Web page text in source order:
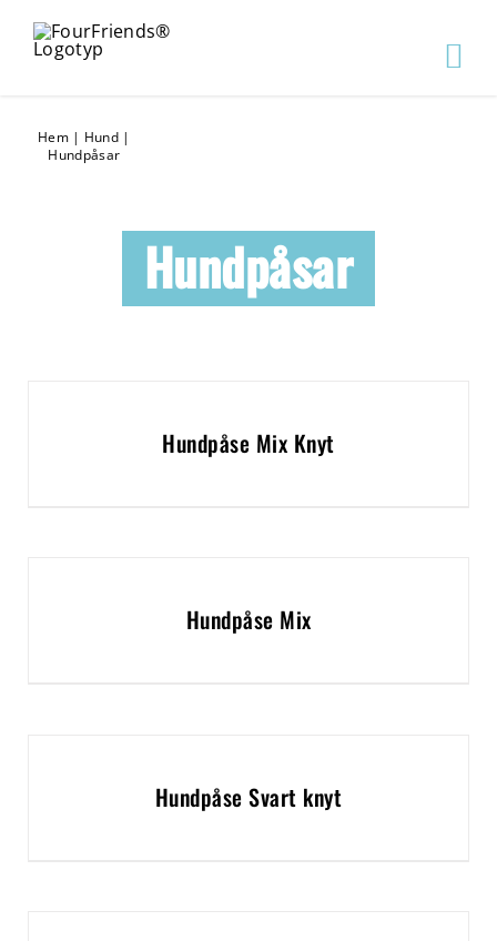
Hem| Hund |
Hundpåsar
Hundpåsar
Hundpåse Mix Knyt
Hundpåse Mix
Hundpåse Svart knyt